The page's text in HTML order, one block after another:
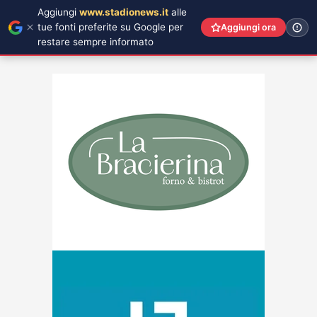
Aggiungi www.stadionews.it alle
tue fonti preferite su Google per
restare sempre informato
Aggiungi ora